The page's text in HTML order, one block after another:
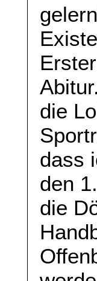
die
dass
den
die